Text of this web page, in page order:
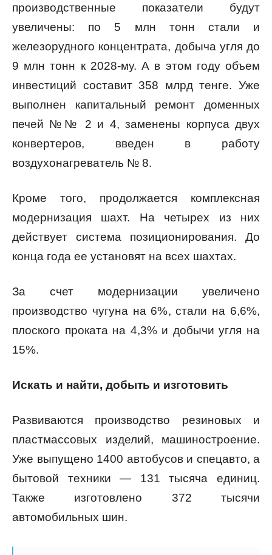
производственные показатели будут
увеличены: по 5 млн тонн стали и
железорудного концентрата, добыча угля до
9 млн тонн к 2028-му. А в этом году объем
инвестиций составит 358 млрд тенге. Уже
выполнен капитальный ремонт доменных
печей №№ 2 и 4, заменены корпуса двух
конвертеров, введен в работу
воздухонагреватель № 8.
Кроме того, продолжается комплексная
модернизация шахт. На четырех из них
действует система позиционирования. До
конца года ее установят на всех шахтах.
За счет модернизации увеличено
производство чугуна на 6%, стали на 6,6%,
плоского проката на 4,3% и добычи угля на
15%.
Искать и найти, добыть и изготовить
Развиваются производство резиновых и
пластмассовых изделий, машиностроение.
Уже выпущено 1400 автобусов и спецавто, а
бытовой техники — 131 тысяча единиц.
Также изготовлено 372 тысячи
автомобильных шин.